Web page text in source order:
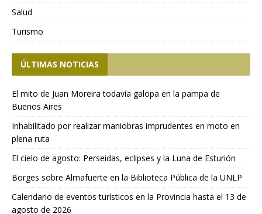
Salud
Turismo
ÚLTIMAS NOTICIAS
El mito de Juan Moreira todavía galopa en la pampa de
Buenos Aires
Inhabilitado por realizar maniobras imprudentes en moto en
plena ruta
El cielo de agosto: Perseidas, eclipses y la Luna de Esturión
Borges sobre Almafuerte en la Biblioteca Pública de la UNLP
Calendario de eventos turísticos en la Provincia hasta el 13 de
agosto de 2026